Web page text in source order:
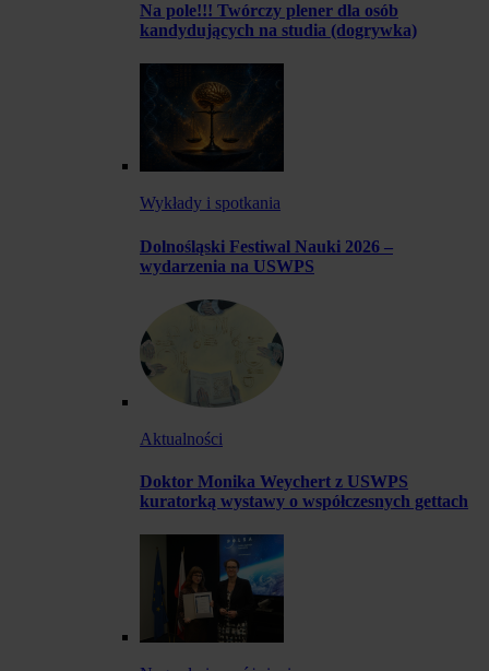
Na pole!!! Twórczy plener dla osób
kandydujących na studia (dogrywka)
Wykłady i spotkania
Dolnośląski Festiwal Nauki 2026 –
wydarzenia na USWPS
Aktualności
Doktor Monika Weychert z USWPS
kuratorką wystawy o współczesnych gettach